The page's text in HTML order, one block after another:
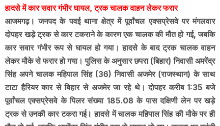
हादसे में कार सवार गंभीर घायल, ट्रक चालक वाहन लेकर फरार
आजमगढ़। जनपद के पवई थाना क्षेत्र में पूर्वांचल एक्सप्रेसवे पर मंगलवार
दोपहर खड़े ट्रक से कार टकराने के कारण एक चालक की मौत हो गई, जबकि
कार सवार गंभीर रूप से घायल हो गया। हादसे के बाद ट्रक चालक वाहन
लेकर मौके से फरार हो गया। पुलिस के अनुसार छपरा (बिहार) निवासी अमरेंद्र
सिंह अपने चालक महिपाल सिंह (36) निवासी अजमेर (राजस्थान) के साथ
टाटा हैरियर कार से बिहार से अजमेर जा रहे थे। दोपहर करीब 1:35 बजे
पूर्वांचल एक्सप्रेसवे के पिलर संख्या 185.08 के पास दक्षिणी लेन पर खड़े
ट्रक से उनकी कार टकरा गई। हादसे में चालक महिपाल सिंह की मौके पर ही